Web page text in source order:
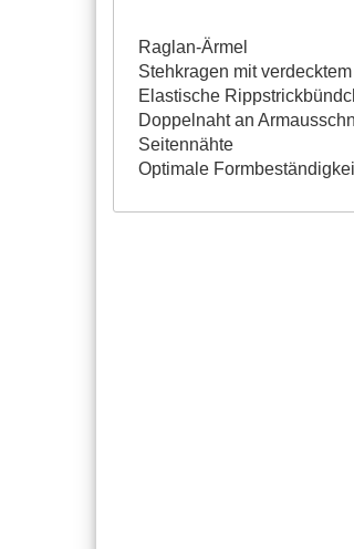
Raglan-Ärmel
Stehkragen mit
Elastische
Doppelnaht an
Seitennähte
Optimale